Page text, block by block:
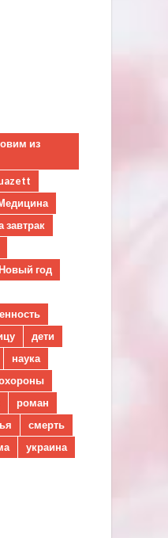
из
завтрак
год
дети
наука
роман
смерть
украина